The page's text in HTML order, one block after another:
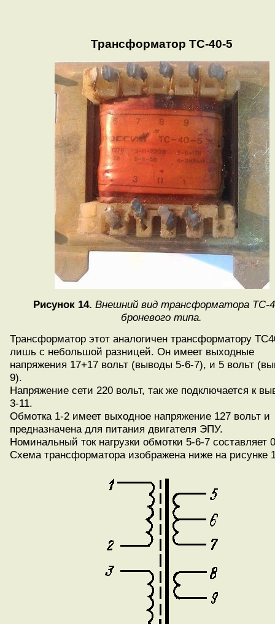
Трансформатор ТС-40-5
Рисунок 14. Внешний вид трансформатора ТС-
броневого типа.
Трансформатор этот аналогичен трансформатору
лишь с небольшой разницей. Он имеет выходные
напряжения 17+17 вольт (выводы 5-6-7), и 5 вольт
9).
Напряжение сети 220 вольт, так же подключается к
3-11.
Обмотка 1-2 имеет выходное напряжение 127 вольт и
предназначена для питания двигателя ЭПУ.
Номинальный ток нагрузки обмотки 5-6-7 составляет
Схема трансформатора изображена ниже на рисунке